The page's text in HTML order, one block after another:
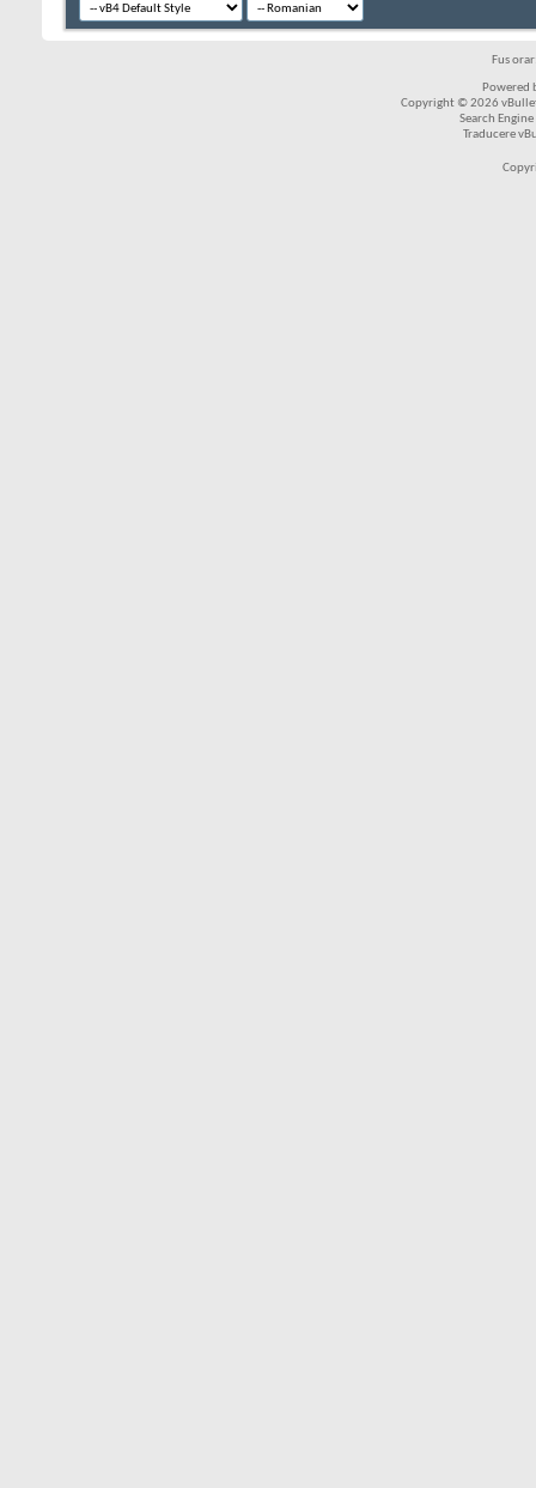
Fus
Powered
Copyright © 2026
Search
Traducere